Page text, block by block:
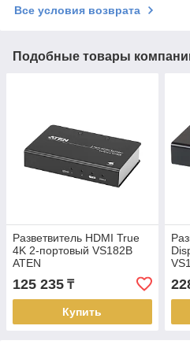
Все условия возврата
Подобные товары
Разветвитель HDMI True
4K 2-портовый VS182B
ATEN
125 235 ₸
Купить